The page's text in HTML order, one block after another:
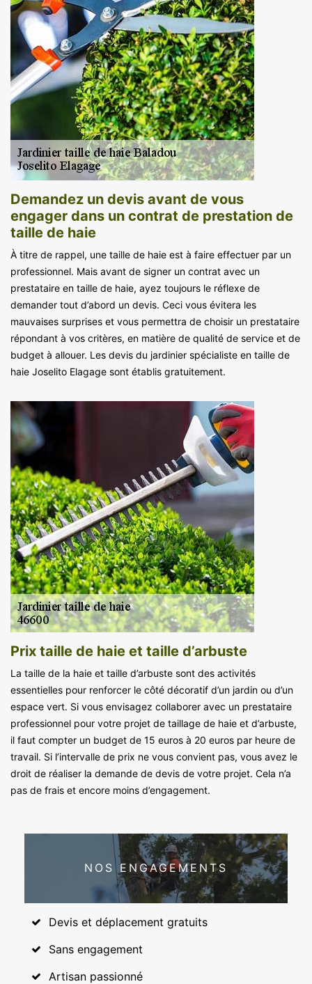
Demandez un devis avant de vous
engager dans un contrat de prestation de
taille de haie
À titre de rappel, une taille de haie est à faire effectuer par un
professionnel. Mais avant de signer un contrat avec un
prestataire en taille de haie, ayez toujours le réflexe de
demander tout d’abord un devis. Ceci vous évitera les
mauvaises surprises et vous permettra de choisir un prestataire
répondant à vos critères, en matière de qualité de service et de
budget à allouer. Les devis du jardinier spécialiste en taille de
haie Joselito Elagage sont établis gratuitement.
Prix taille de haie et taille d’arbuste
La taille de la haie et taille d’arbuste sont des activités
essentielles pour renforcer le côté décoratif d’un jardin ou d’un
espace vert. Si vous envisagez collaborer avec un prestataire
professionnel pour votre projet de taillage de haie et d’arbuste,
il faut compter un budget de 15 euros à 20 euros par heure de
travail. Si l’intervalle de prix ne vous convient pas, vous avez le
droit de réaliser la demande de devis de votre projet. Cela n’a
pas de frais et encore moins d’engagement.
NOS ENGAGEMENTS
Devis et déplacement gratuits
Sans engagement
Artisan passionné